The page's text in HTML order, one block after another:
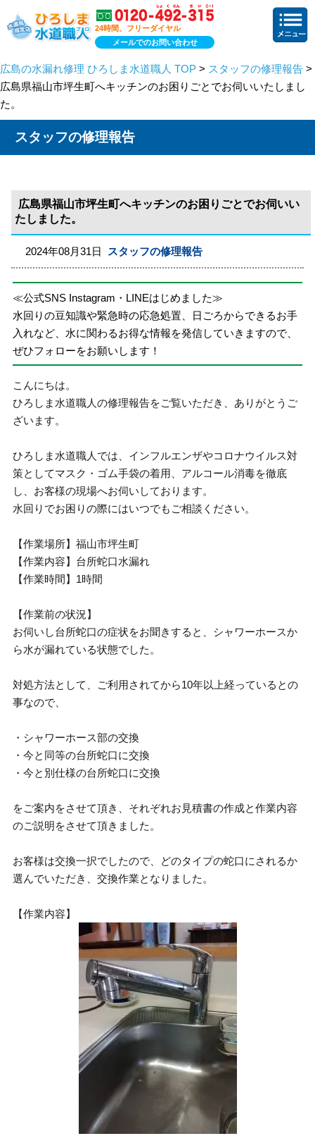
24時間、フリーダイヤル
メールでのお問い合わせ
広島の水漏れ修理 ひろしま水道職人 TOP > スタッフの修理報告 >
広島県福山市坪生町へキッチンのお困りごとでお伺いいたしまし
た。
スタッフの修理報告
広島県福山市坪生町へキッチンのお困りごとでお伺いい
たしました。
2024年08月31日 スタッフの修理報告
≪公式SNS Instagram・LINEはじめました≫
水回りの豆知識や緊急時の応急処置、日ごろからできるお手
入れなど、水に関わるお得な情報を発信していきますので、
ぜひフォローをお願いします！
こんにちは。
ひろしま水道職人の修理報告をご覧いただき、ありがとうご
ざいます。
ひろしま水道職人では、インフルエンザやコロナウイルス対
策としてマスク・ゴム手袋の着用、アルコール消毒を徹底
し、お客様の現場へお伺いしております。
水回りでお困りの際にはいつでもご相談ください。
【作業場所】福山市坪生町
【作業内容】台所蛇口水漏れ
【作業時間】1時間
【作業前の状況】
お伺いし台所蛇口の症状をお聞きすると、シャワーホースか
ら水が漏れている状態でした。
対処方法として、ご利用されてから10年以上経っているとの
事なので、
・シャワーホース部の交換
・今と同等の台所蛇口に交換
・今と別仕様の台所蛇口に交換
をご案内をさせて頂き、それぞれお見積書の作成と作業内容
のご説明をさせて頂きました。
お客様は交換一択でしたので、どのタイプの蛇口にされるか
選んでいただき、交換作業となりました。
【作業内容】